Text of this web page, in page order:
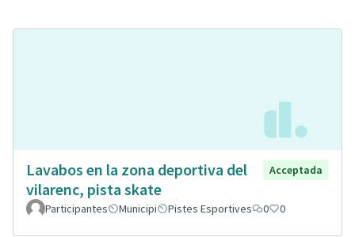
Lavabos en la zona deportiva del
vilarenc, pista skate
Acceptada
Participantes Municipi Pistes Esportives 0 0